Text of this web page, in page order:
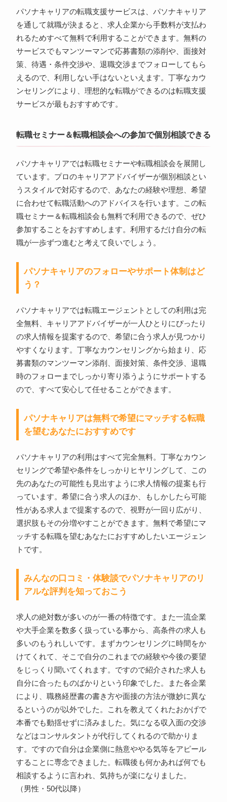
パソナキャリアの転職支援サービスは、パソナキャリア
を通して就職が決まると、求人企業から手数料が支払わ
れるためすべて無料で利用することができます。無料の
サービスでもマンツーマンで応募書類の添削や、面接対
策、待遇・条件交渉や、退職交渉までフォローしてもら
えるので、利用しない手はないといえます。丁寧なカウ
ンセリングにより、理想的な転職ができるのは転職支援
サービスが最もおすすめです。
転職セミナー＆転職相談会への参加で個別相談できる
パソナキャリアでは転職セミナーや転職相談会を展開し
ています。プロのキャリアアドバイザーが個別相談とい
うスタイルで対応するので、あなたの経験や理想、希望
に合わせて転職活動へのアドバイスを行います。この転
職セミナー＆転職相談会も無料で利用できるので、ぜひ
参加することをおすすめします。利用するだけ自分の転
職が一歩ずつ進むと考えて良いでしょう。
パソナキャリアのフォローやサポート体制はど
う？
パソナキャリアでは転職エージェントとしての利用は完
全無料、キャリアアドバイザーが一人ひとりにぴったり
の求人情報を提案するので、希望に合う求人が見つかり
やすくなります。丁寧なカウンセリングから始まり、応
募書類のマンツーマン添削、面接対策、条件交渉、退職
時のフォローまでしっかり寄り添うようにサポートする
ので、すべて安心して任せることができます。
パソナキャリアは無料で希望にマッチする転職
を望むあなたにおすすめです
パソナキャリアの利用はすべて完全無料。丁寧なカウン
セリングで希望や条件をしっかりヒヤリングして、この
先のあなたの可能性も見出すように求人情報の提案も行
っています。希望に合う求人のほか、もしかしたら可能
性がある求人まで提案するので、視野が一回り広がり、
選択肢もその分増やすことができます。無料で希望にマ
ッチする転職を望むあなたにおすすめしたいエージェン
トです。
みんなの口コミ・体験談でパソナキャリアのリ
アルな評判を知っておこう
求人の絶対数が多いのが一番の特徴です。また一流企業
や大手企業を数多く扱っている事から、高条件の求人も
多いのもうれしいです。まずカウンセリングに時間をか
けてくれて、そこで自分のこれまでの経験や今後の要望
をじっくり聞いてくれます。ですので紹介された求人も
自分に合ったものばかりという印象でした。また各企業
により、職務経歴書の書き方や面接の方法が微妙に異な
るというのが以外でした。これを教えてくれたおかげで
本番でも動揺せずに済みました。気になる収入面の交渉
などはコンサルタントが代行してくれるので助かりま
す。ですので自分は企業側に熱意ややる気等をアピール
することに専念できました。転職後も何かあれば何でも
相談するように言われ、気持ちが楽になりました。
（男性・50代以降）